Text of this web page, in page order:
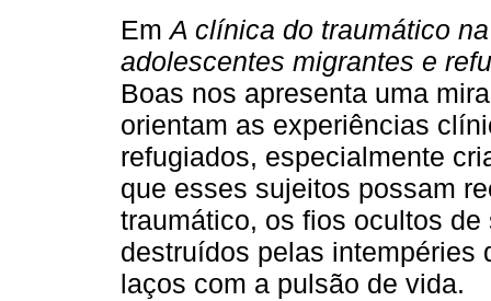
EmA clínica do traumático
adolescentes migrantes e
Boas nos apresenta uma
orientam as experiências
refugiados, especialmente
que esses sujeitos possam
traumático, os fios ocultos
destruídos pelas intempéries
laços com a pulsão de vida.